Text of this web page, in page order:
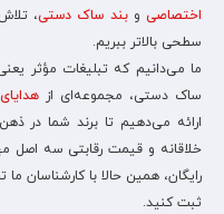
اختصاصی وبند ساک دستی،
سطحی بالاتر ببریم.
ما می‌دانیم که تبلیغات مؤثر
ساک دستی، مجموعه‌ای از
ارائه می‌دهیم تا برند شما در
خلاقانه و قیمت رقابتی سه اصل
رایگان، همین حالا با کارشناسان
ثبت کنید.